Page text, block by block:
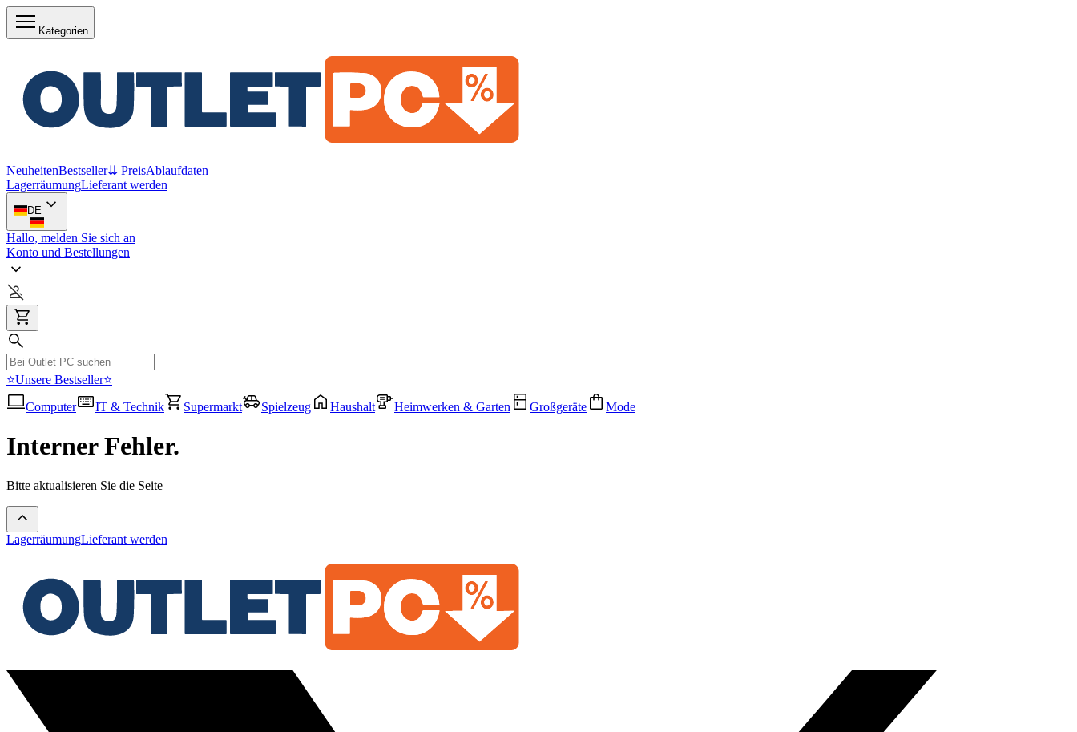
Kategorien
NeuheitenBestseller⇊ PreisAblaufdaten
LagerräumungLieferant werden
DE
Hallo, melden Sie sich an
Konto und Bestellungen
⭐Unsere Bestseller⭐
Computer
IT & Technik Supermarkt Spielzeug Haushalt Heimwerken & Garten Großgeräte Mode
Interner Fehler.
Bitte aktualisieren Sie die Seite
LagerräumungLieferant werden